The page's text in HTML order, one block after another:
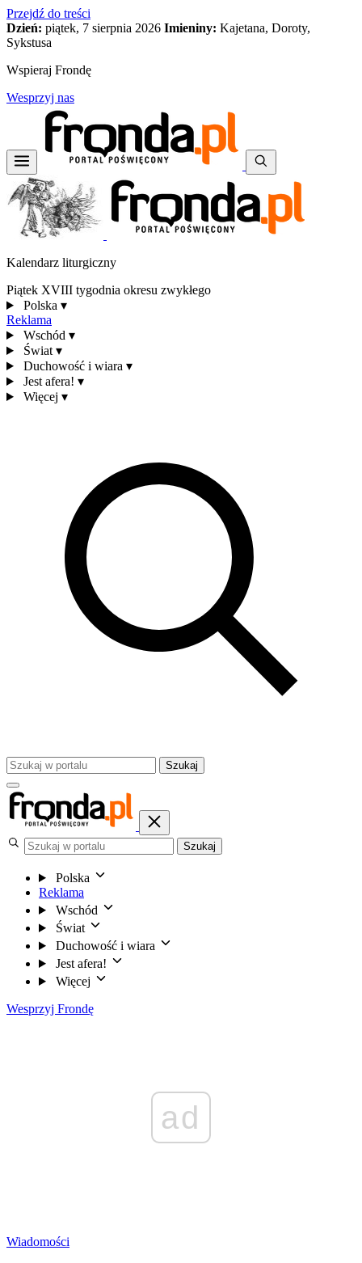
Przejdź do treści
Dzień: piątek, 7 sierpnia 2026 Imieniny: Kajetana, Doroty,
Sykstusa
Wspieraj Frondę
Wesprzyj nas
Kalendarz liturgiczny
Piątek XVIII tygodnia okresu zwykłego
Polska ▾
Reklama
Wschód ▾
Świat ▾
Duchowość i wiara ▾
Jest afera! ▾
Więcej ▾
Szukaj
Szukaj
Polska
Reklama
Wschód
Świat
Duchowość i wiara
Jest afera!
Więcej
Wesprzyj Frondę
ad
Wiadomości